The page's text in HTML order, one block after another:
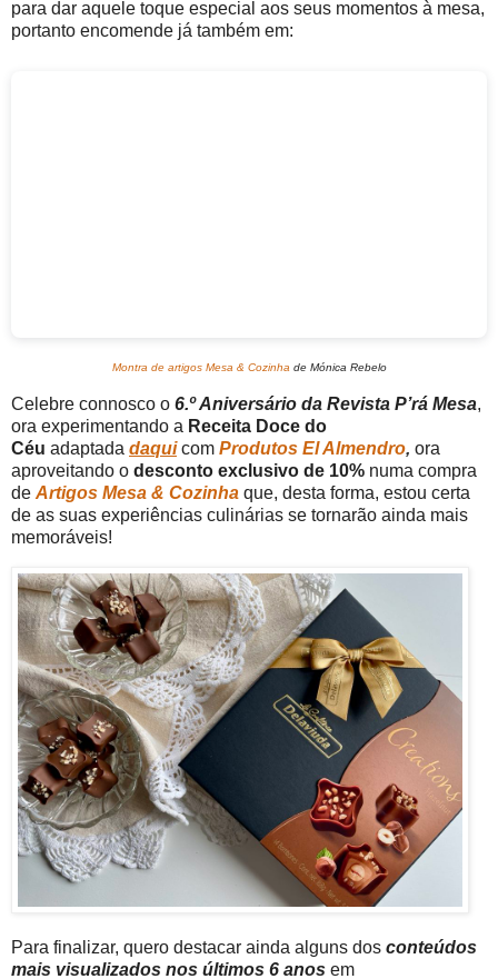
para dar aquele toque especial aos seus momentos à mesa,
portanto encomende já também em:
Montra de artigos Mesa & Cozinha de Mónica Rebelo
Celebre connosco o 6.º Aniversário da Revista P’rá Mesa,
ora experimentando a Receita Doce do
Céu adaptada daquicom Produtos El Almendro, ora
aproveitando o desconto exclusivo de 10% numa compra
de Artigos Mesa & Cozinha que, desta forma, estou certa
de as suas experiências culinárias se tornarão ainda mais
memoráveis!
Para finalizar, quero destacar ainda alguns dos conteúdos
mais visualizados nos últimos 6 anos em